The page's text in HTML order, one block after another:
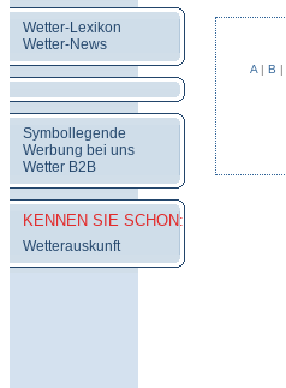
Wetter-Lexikon
Wetter-News
Symbollegende
Werbung bei uns
Wetter B2B
KENNEN SIE SCHON:
Wetterauskunft
A| B |